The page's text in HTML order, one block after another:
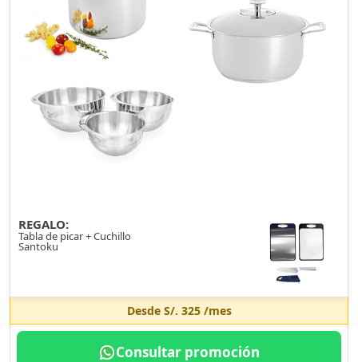
REGALO:
Tabla de picar + Cuchillo
Santoku
Desde S/. 325/mes
Consultar promoción